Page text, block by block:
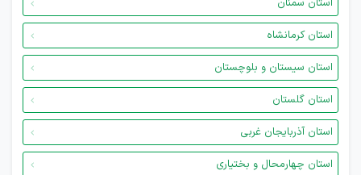
استان سمنان
استان کرمانشاه
استان سیستان و بلوچستان
استان گلستان
استان آذربایجان غربی
استان چهارمحال و بختیاری